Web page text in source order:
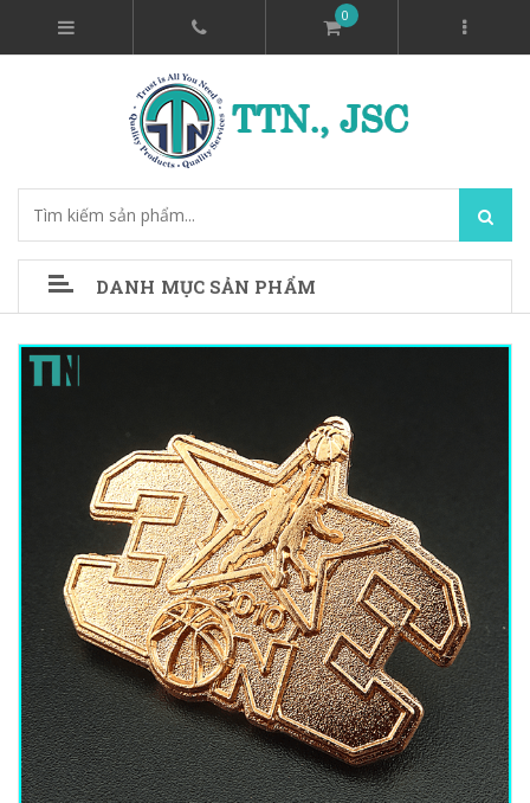
0
DANH MỤC SẢN PHẨM